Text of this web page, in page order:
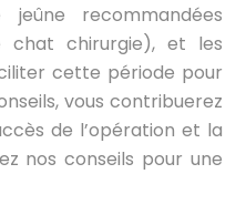
recommandées
chat chirurgie), et les
cette période pour
vous contribuerez
de l’opération et la
nos conseils pour une